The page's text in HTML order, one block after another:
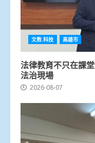
文教.科技 高雄市
法律教育不只在課
法治現場
2026-08-07